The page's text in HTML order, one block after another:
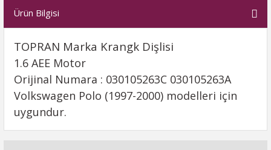
Ürün Bilgisi
TOPRAN Marka Krangk Dişlisi
1.6 AEE Motor
Orijinal Numara : 030105263C 030105263A
Volkswagen Polo (1997-2000) modelleri için
uygundur.